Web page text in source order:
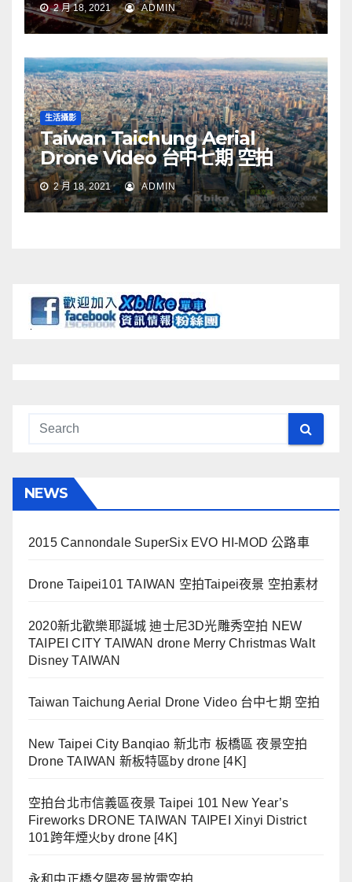
2 月 18, 2021 ADMIN
生活攝影
Taiwan Taichung Aerial
Drone Video 台中七期 空拍
2 月 18, 2021 ADMIN
NEWS
2015 Cannondale SuperSix EVO HI-MOD 公路車
Drone Taipei101 TAIWAN 空拍Taipei夜景 空拍素材
2020新北歡樂耶誕城 迪士尼3D光雕秀空拍 NEW
TAIPEI CITY TAIWAN drone Merry Christmas Walt
Disney TAIWAN
Taiwan Taichung Aerial Drone Video 台中七期 空拍
New Taipei City Banqiao 新北市 板橋區 夜景空拍
Drone TAIWAN 新板特區by drone [4K]
空拍台北市信義區夜景 Taipei 101 New Year’s
Fireworks DRONE TAIWAN TAIPEI Xinyi District
101跨年煙火by drone [4K]